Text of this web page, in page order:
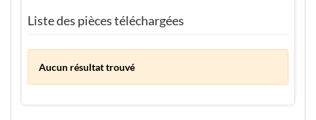
Liste des pièces téléchargées
Aucun résultat trouvé